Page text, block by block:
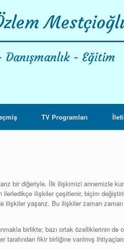
- Eğitim
TV Programları
bir diğeriyle. İlk ilişkimizi annemizle
ilerledikçe ilişkiler çeşitlenir, biçim
yaşarız. Bu ilişkiler zaman zaman
birlikte; bazı ortak özelliklerinin de
fikir birliğine varılmış